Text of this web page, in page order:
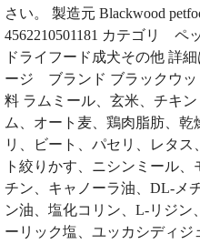
さい。 製造元 Blackwood
4562210501181 カテゴリ ペ
ドライフード成犬その他 詳
ージ ブランド ブラック
料 ラムミール、玄米、チキ
ム、オート麦、鶏肉脂肪、
リ、ビート、パセリ、レタ
ト絞りかす、ニシンミール
チン、キャノーラ油、DL-メ
ン油、塩化コリン、L-リジ
ーリック塩、ユッカシディジ